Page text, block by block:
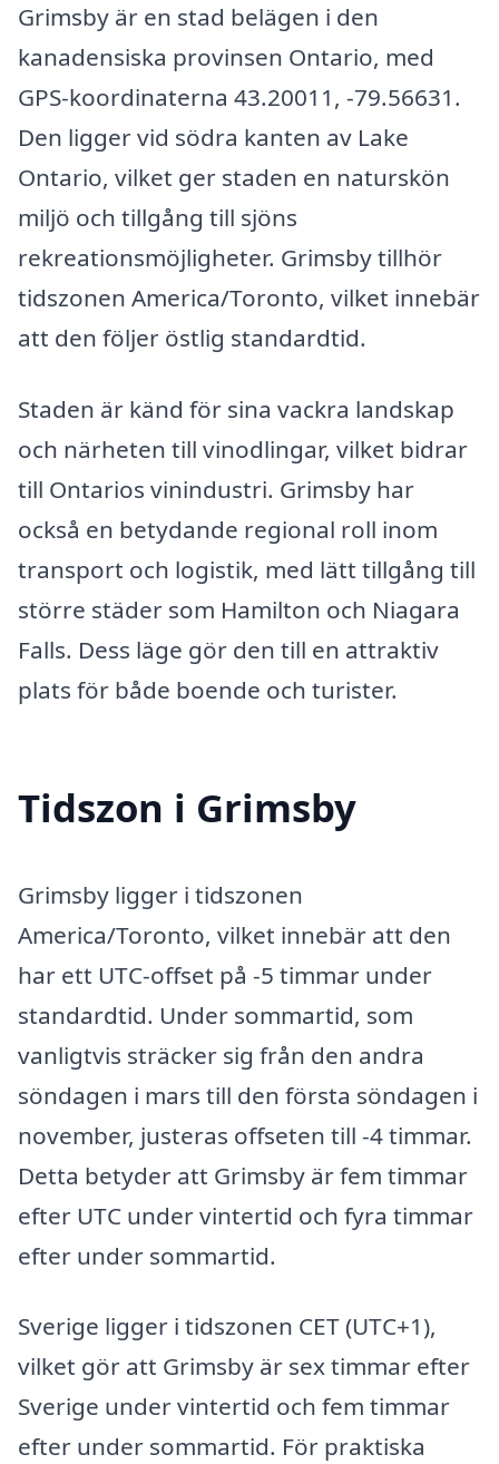
Grimsby är en stad belägen i den
kanadensiska provinsen Ontario, med
GPS-koordinaterna 43.20011, -79.56631.
Den ligger vid södra kanten av Lake
Ontario, vilket ger staden en naturskön
miljö och tillgång till sjöns
rekreationsmöjligheter. Grimsby tillhör
tidszonen America/Toronto, vilket innebär
att den följer östlig standardtid.
Staden är känd för sina vackra landskap
och närheten till vinodlingar, vilket bidrar
till Ontarios vinindustri. Grimsby har
också en betydande regional roll inom
transport och logistik, med lätt tillgång till
större städer som Hamilton och Niagara
Falls. Dess läge gör den till en attraktiv
plats för både boende och turister.
Tidszon i Grimsby
Grimsby ligger i tidszonen
America/Toronto, vilket innebär att den
har ett UTC-offset på -5 timmar under
standardtid. Under sommartid, som
vanligtvis sträcker sig från den andra
söndagen i mars till den första söndagen i
november, justeras offseten till -4 timmar.
Detta betyder att Grimsby är fem timmar
efter UTC under vintertid och fyra timmar
efter under sommartid.
Sverige ligger i tidszonen CET (UTC+1),
vilket gör att Grimsby är sex timmar efter
Sverige under vintertid och fem timmar
efter under sommartid. För praktiska